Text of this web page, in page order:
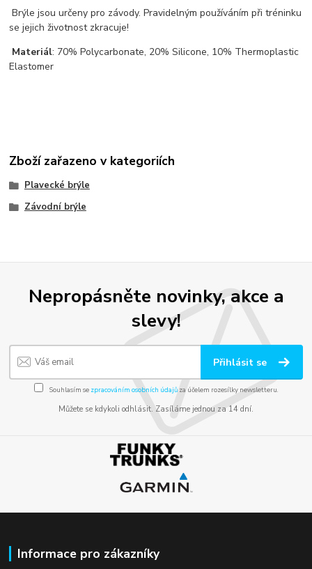
Brýle jsou určeny pro závody. Pravidelným používáním při tréninku
se jejich životnost zkracuje!
Materiál: 70% Polycarbonate, 20% Silicone, 10% Thermoplastic
Elastomer
Zboží zařazeno v kategoriích
Plavecké brýle
Závodní brýle
Nepropásněte novinky, akce a
slevy!
Přihlásit se
Souhlasím se zpracováním osobních údajůza účelem rozesílky newsletteru.
Můžete se kdykoli odhlásit. Zasíláme jednou za 14 dní.
Informace pro zákazníky